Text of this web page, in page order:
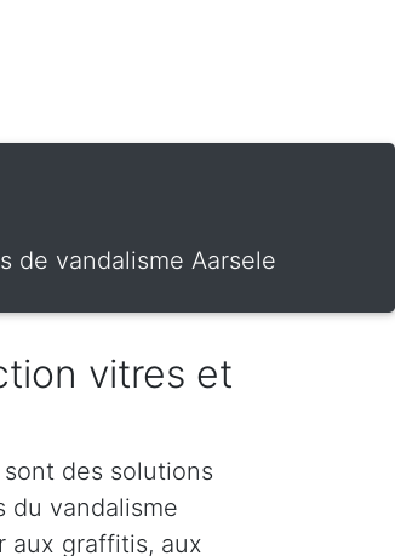
de vandalisme Aarsele
vitres et
des solutions
du vandalisme
aux graffitis, aux